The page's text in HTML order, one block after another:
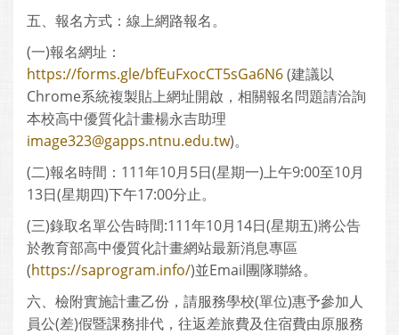
五、報名方式：線上網路報名。
(一)報名網址：
https://forms.gle/bfEuFxocCT5sGa6N6(建議以
Chrome系統複製貼上網址開啟，相關報名問題請洽詢
本校高中優質化計畫楊永吉助理
image323@gapps.ntnu.edu.tw)。
(二)報名時間：111年10月5日(星期一)上午9:00至10月
13日(星期四)下午17:00分止。
(三)錄取名單公告時間:111年10月14日(星期五)將公告
於教育部高中優質化計畫網站最新消息專區
(https://saprogram.info/)並Email團隊聯絡。
六、檢附實施計畫乙份，請服務學校(單位)惠予參加人
員公(差)假暨課務排代，往返差旅費及住宿費由原服務